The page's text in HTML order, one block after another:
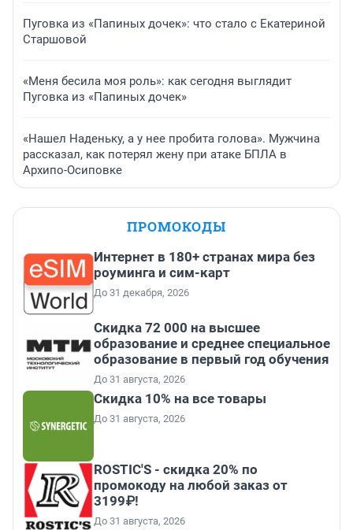
Пуговка из «Папиных дочек»: что стало с Екатериной
Старшовой
«Меня бесила моя роль»: как сегодня выглядит
Пуговка из «Папиных дочек»
«Нашел Наденьку, а у нее пробита голова». Мужчина
рассказал, как потерял жену при атаке БПЛА в
Архипо-Осиповке
ПРОМОКОДЫ
Интернет в 180+ странах мира без
роуминга и сим-карт
До 31 декабря, 2026
Скидка 72 000 на высшее
образование и среднее специальное
образование в первый год обучения
До 31 августа, 2026
Скидка 10% на все товары
До 31 августа, 2026
ROSTIC'S - скидка 20% по
промокоду на любой заказ от
3199₽!
До 31 августа, 2026